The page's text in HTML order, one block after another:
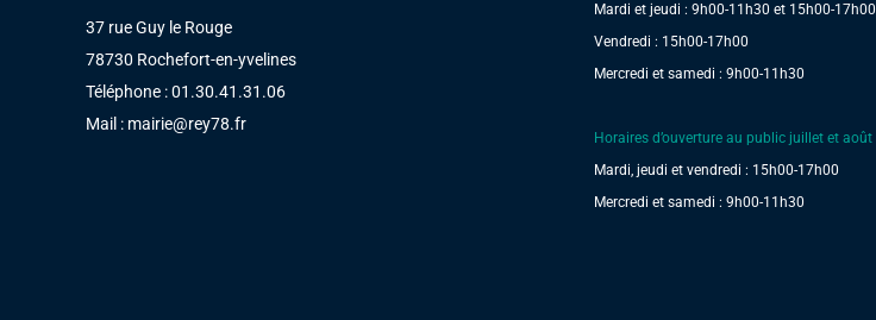
37 rue Guy le Rouge
78730 Rochefort-en-yvelines
Téléphone : 01.30.41.31.06
Mail : mairie@rey78.fr
Mardi et jeudi : 9h00-11h30 et 15h00-17h00
Vendredi : 15h00-17h00
Mercredi et samedi : 9h00-11h30
Horaires d’ouverture au public juillet et août
Mardi, jeudi et vendredi : 15h00-17h00
Mercredi et samedi : 9h00-11h30